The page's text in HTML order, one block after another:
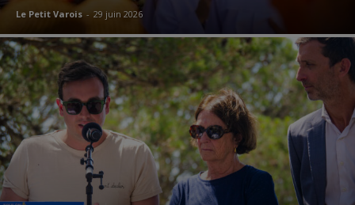
Le Petit Varois - 29 juin 2026